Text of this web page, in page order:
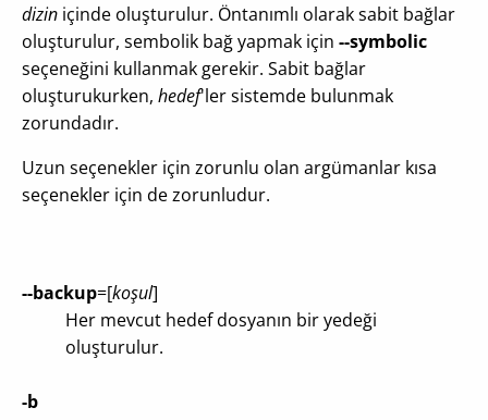
dizin içinde oluşturulur. Öntanımlı olarak sabit bağlar
oluşturulur, sembolik bağ yapmak için --symbolic
seçeneğini kullanmak gerekir. Sabit bağlar
oluşturukurken, hedef'ler sistemde bulunmak
zorundadır.
Uzun seçenekler için zorunlu olan argümanlar kısa
seçenekler için de zorunludur.
--backup=[koşul]
Her mevcut hedef dosyanın bir yedeği
oluşturulur.
-b